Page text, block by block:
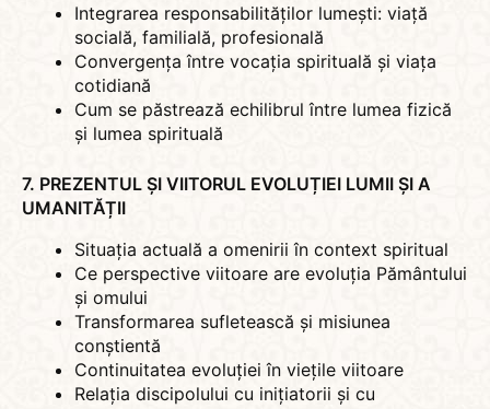
Integrarea responsabilităților lumești: viață
socială, familială, profesională
Convergența între vocația spirituală și viața
cotidiană
Cum se păstrează echilibrul între lumea fizică
și lumea spirituală
7. PREZENTUL ȘI VIITORUL EVOLUȚIEI LUMII ȘI A
UMANITĂȚII
Situația actuală a omenirii în context spiritual
Ce perspective viitoare are evoluția Pământului
și omului
Transformarea sufletească și misiunea
conștientă
Continuitatea evoluției în viețile viitoare
Relația discipolului cu inițiatorii și cu